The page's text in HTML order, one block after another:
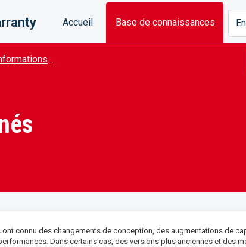
Accueil Base de connaissances
sur le Produit
connu des changements de conception, des augmentations de
Dans certains cas, des versions plus anciennes et des